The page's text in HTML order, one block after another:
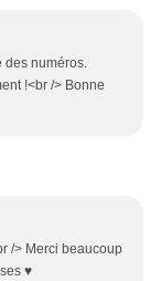
des numéros.
!<br /> Bonne
/> Merci beaucoup
♥